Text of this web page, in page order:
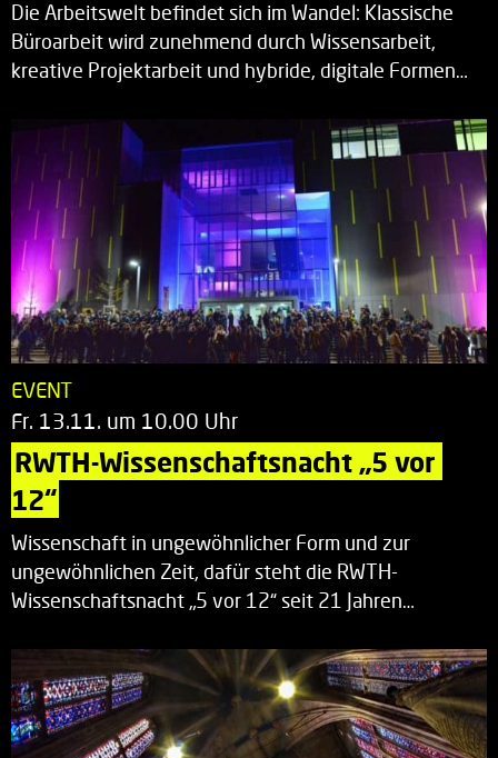
Die Arbeitswelt befindet sich im Wandel: Klassische
Büroarbeit wird zunehmend durch Wissensarbeit,
kreative Projektarbeit und hybride, digitale Formen…
EVENT
Fr. 13.11. um 10.00 Uhr
RWTH-Wissenschaftsnacht „5 vor
12“
Wissenschaft in ungewöhnlicher Form und zur
ungewöhnlichen Zeit, dafür steht die RWTH-
Wissenschaftsnacht „5 vor 12“ seit 21 Jahren…